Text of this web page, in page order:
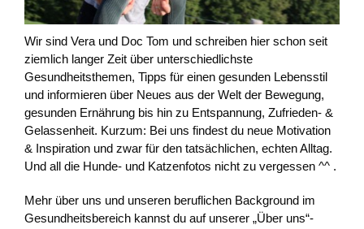
Wir sind Vera und Doc Tom und schreiben hier schon seit
ziemlich langer Zeit über unterschiedlichste
Gesundheitsthemen, Tipps für einen gesunden Lebensstil
und informieren über Neues aus der Welt der Bewegung,
gesunden Ernährung bis hin zu Entspannung, Zufrieden- &
Gelassenheit. Kurzum: Bei uns findest du neue Motivation
& Inspiration und zwar für den tatsächlichen, echten Alltag.
Und all die Hunde- und Katzenfotos nicht zu vergessen ^^ .
Mehr über uns und unseren beruflichen Background im
Gesundheitsbereich kannst du auf unserer „Über uns“-